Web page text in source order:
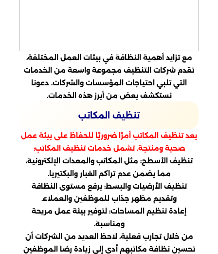
مع تزايد أهمية النظافة في بيئات العمل المختلفة،
تقدم شركات التنظيف مجموعة واسعة من الخدمات
التي تلبي احتياجات المؤسسات والشركات. دعونا
نستكشف بعض من أبرز هذه الخدمات.
تنظيف المكاتب
يعد تنظيف المكاتب أمرًا ضروريًا للحفاظ على بيئة عمل
صحية ومنتجة. تشمل خدمات تنظيف المكاتب:
تنظيف الأسطح: مثل المكاتب والمعدات الإلكترونية،
مما يضمن عدم تراكم الغبار والبكتيريا.
تنظيف الأرضيات والبسط: برفع مستوى النظافة
وتقديم مظهر جذاب للموظفين والعملاء.
إعادة تنظيم المساحات: لتوفير بيئة عمل مريحة
ومناسبة.
من خلال تجارب فعلية، لاحظ العديد من الشركات أن
تحسين نظافة مكاتبهم أدى إلى زيادة رضا الموظفين